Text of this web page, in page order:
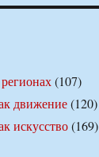
(107)
движение(120)
искусство(169)